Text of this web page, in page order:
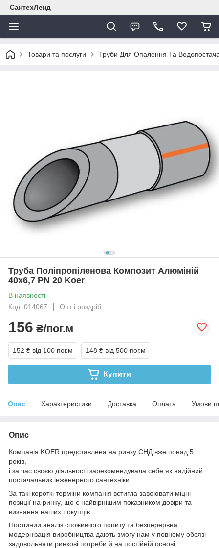
СантехЛенд
Товари та послуги Труби Для Опалення Та
Труба Поліпропіленова Композит Алюміній
40х6,7 PN 20 Koer
В наявності
Код: 014067
Опт і роздріб
156 ₴/пог.м
152 ₴ від 100 пог.м 148 ₴ від 500 пог.м
Купити
Опис Характеристики Доставка Оплата Умови
Опис
Компанія KOER представлена на ринку СНД вже понад 5
років,
і за час своєю діяльності зарекомендувала себе як надійний
постачальник інженерного сантехніки.
За такі короткі терміни компанія встигла завоювати міцні
позиції на ринку, що є найвірнішим показником довіри та
визнання наших покупців.
Постійний аналіз споживчого попиту та безперервна
модернізація виробництва дають змогу нам у повному обсязі
задовольняти ринкові потреби й на постійній основі